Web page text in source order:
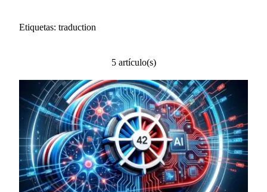
Etiquetas: traduction
5 artículo(s)